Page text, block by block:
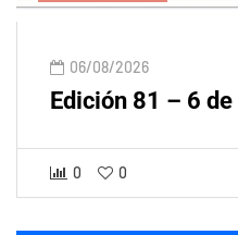
06/08/2026
Edición 81 – 6
0 0